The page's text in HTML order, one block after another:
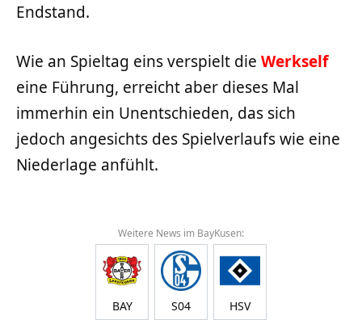
Endstand.
Wie an Spieltag eins verspielt die Werkself
eine Führung, erreicht aber dieses Mal
immerhin ein Unentschieden, das sich
jedoch angesichts des Spielverlaufs wie eine
Niederlage anfühlt.
Weitere News im BayKusen:
BAY S04 HSV